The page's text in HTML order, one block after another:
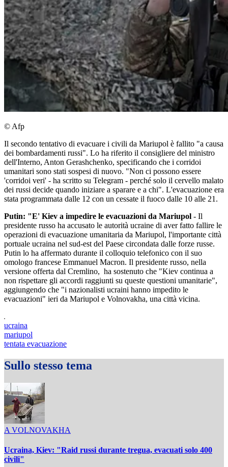
© Afp
Il secondo tentativo di evacuare i civili da Mariupol è fallito "a causa
dei bombardamenti russi". Lo ha riferito il consigliere del ministro
dell'Interno, Anton Gerashchenko, specificando che i corridoi
umanitari sono stati sospesi di nuovo. "Non ci possono essere
'corridoi veri' - ha scritto su Telegram - perché solo il cervello malato
dei russi decide quando iniziare a sparare e a chi". L'evacuazione era
stata programmata dalle 12 con un cessate il fuoco dalle 10 alle 21.
Putin: "E' Kiev a impedire le evacuazioni da Mariupol - Il
presidente russo ha accusato le autorità ucraine di aver fatto fallire le
operazioni di evacuazione umanitaria da Mariupol, l'importante città
portuale ucraina nel sud-est del Paese circondata dalle forze russe.
Putin lo ha affermato durante il colloquio telefonico con il suo
omologo francese Emmanuel Macron. Il presidente russo, nella
versione offerta dal Cremlino, ha sostenuto che "Kiev continua a
non rispettare gli accordi raggiunti su queste questioni umanitarie",
aggiungendo che "i nazionalisti ucraini hanno impedito le
evacuazioni" ieri da Mariupol e Volnovakha, una città vicina.
ucraina
mariupol
tentata evacuazione
Sullo stesso tema
A VOLNOVAKHA
Ucraina, Kiev: "Raid russi durante tregua, evacuati solo 400
civili"